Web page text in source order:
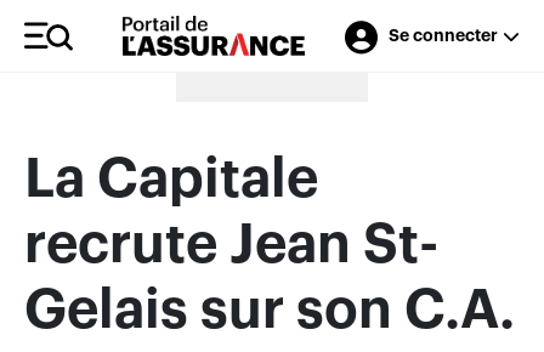
Se connecter
Merci à nos annonceurs
La Capitale
recrute Jean St-
Gelais sur son C.A.